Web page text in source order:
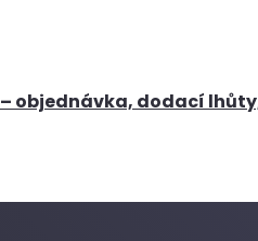
objednávka, dodací